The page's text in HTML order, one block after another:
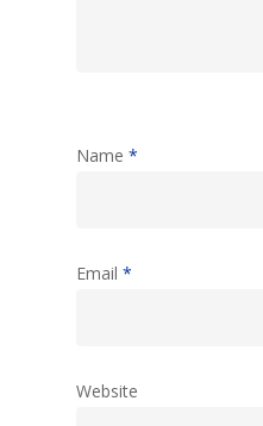
Name *
Email *
Website